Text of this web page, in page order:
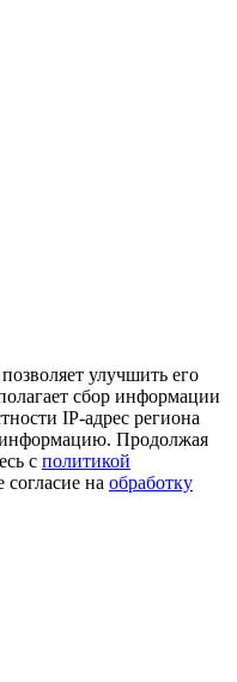
улучшить его
сбор информации
IP-адрес региона
Продолжая
с политикой
согласие на обработку